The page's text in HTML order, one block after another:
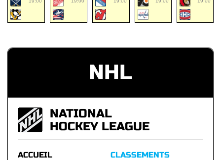
NHL
NATIONAL
HOCKEY LEAGUE
ACCUEIL
CLASSEMENTS